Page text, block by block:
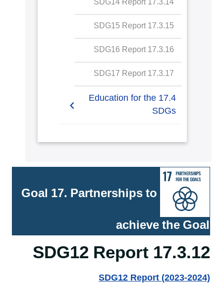
SDG15 Report
SDG16 Report
SDG17 Report
17.3.15 SDG15 Report
17.3.16 SDG16 Report
17.3.17 SDG17 Report
17.4 Education for the
SDGs
commitment to meaningful
specific courses on
17.4.3 Education for SDGs
in the wider community
17.4.4 AASTMT role in
promoting sustainable
Goal 17. Partnerships to
achieve the Goal
17.3.12 SDG12 Report
SDG12 Report (2023-2024)